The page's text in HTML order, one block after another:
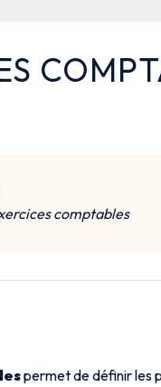
comptables
permet de définir les